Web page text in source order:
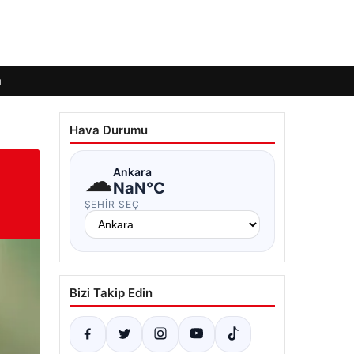
Hava Durumu
☁Ankara
NaN°C
ŞEHIR SEÇ
Bizi Takip Edin